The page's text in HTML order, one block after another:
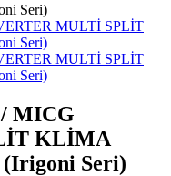
MICG
KLİMA
Seri)